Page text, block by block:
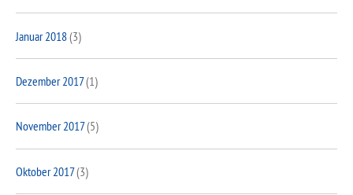
Januar 2018(3)
Dezember 2017(1)
November 2017(5)
Oktober 2017(3)